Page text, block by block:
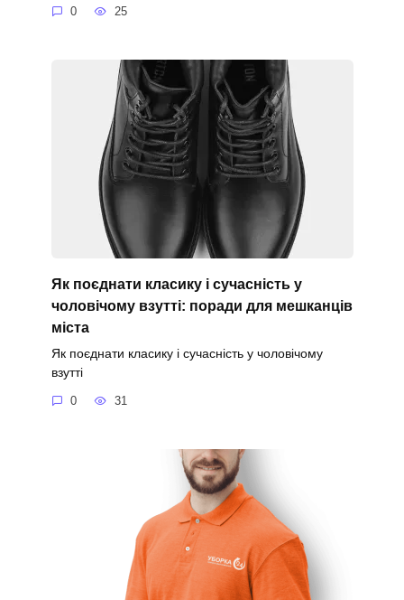
0 25
Як поєднати класику і сучасність у
чоловічому взутті: поради для мешканців
міста
Як поєднати класику і сучасність у чоловічому
взутті
0 31